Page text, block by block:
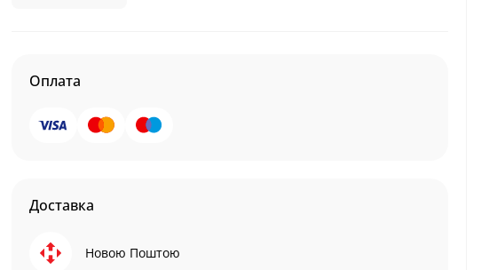
Оплата
Доставка
Новою Поштою